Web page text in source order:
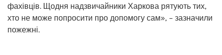
фахівців. Щодня надзвичайники Харкова рятують тих,
хто не може попросити про допомогу сам», – зазначили
пожежні.